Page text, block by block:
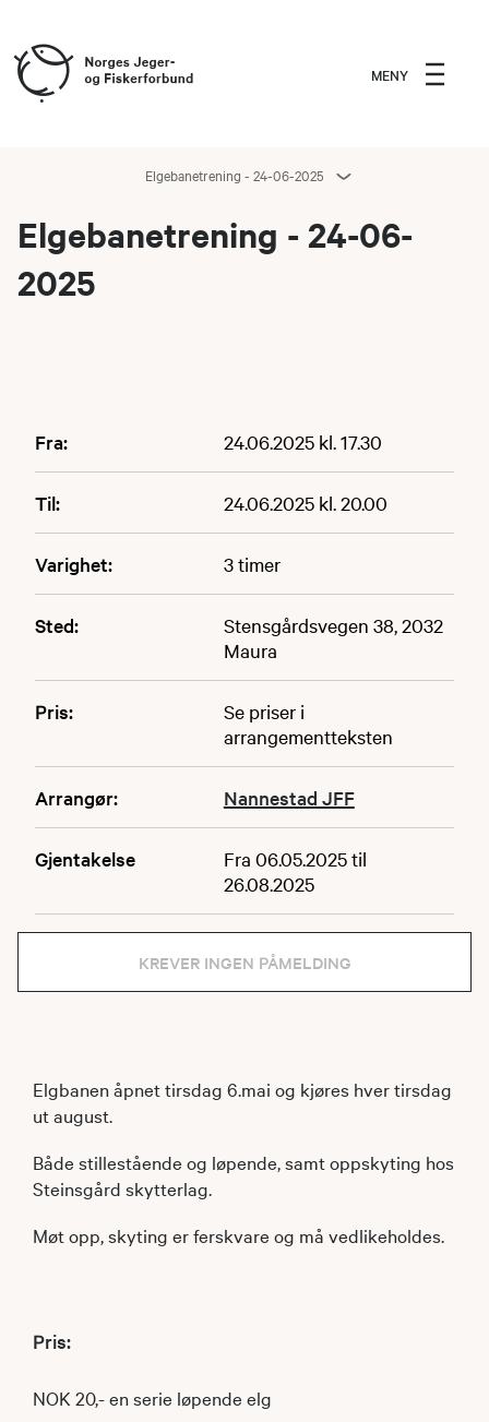
MENY
Elgebanetrening - 24-06-2025
Elgebanetrening - 24-06-
2025
Fra: 24.06.2025 kl. 17.30
Til: 24.06.2025 kl. 20.00
Varighet: 3 timer
Sted:
Stensgårdsvegen 38, 2032
Maura
Pris:
Se priser i
arrangementteksten
Arrangør: Nannestad JFF
Gjentakelse
Fra 06.05.2025 til
26.08.2025
KREVER INGEN PÅMELDING
Elgbanen åpnet tirsdag 6.mai og kjøres hver tirsdag
ut august.
Både stillestående og løpende, samt oppskyting hos
Steinsgård skytterlag.
Møt opp, skyting er ferskvare og må vedlikeholdes.
Pris:
NOK 20,- en serie løpende elg